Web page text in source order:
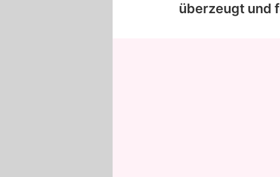
überzeugt und